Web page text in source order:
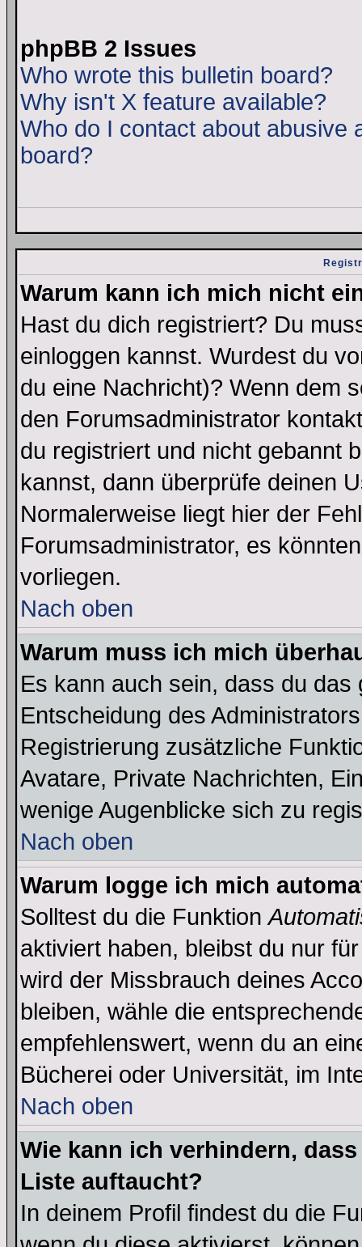
phpBB 2 Issues
Who wrote this bulletin board?
Why isn't X feature available?
Who do I contact about abusive
board?
Warum kann ich mich nicht
Hast du dich registriert? Du
einloggen kannst. Wurdest du
du eine Nachricht)? Wenn dem
den Forumsadministrator
du registriert und nicht gebannt
kannst, dann überprüfe deinen
Normalerweise liegt hier der
Forumsadministrator, es
vorliegen.
Nach oben
Warum muss ich mich
Es kann auch sein, dass du
Entscheidung des
Registrierung zusätzliche
Avatare, Private Nachrichten,
wenige Augenblicke sich zu
Nach oben
Warum logge ich mich
Solltest du die Funktion
aktiviert haben, bleibst du nur
wird der Missbrauch deines
bleiben, wähle die
empfehlenswert, wenn du an
Bücherei oder Universität, im
Nach oben
Wie kann ich verhindern,
Liste auftaucht?
In deinem Profil findest du die